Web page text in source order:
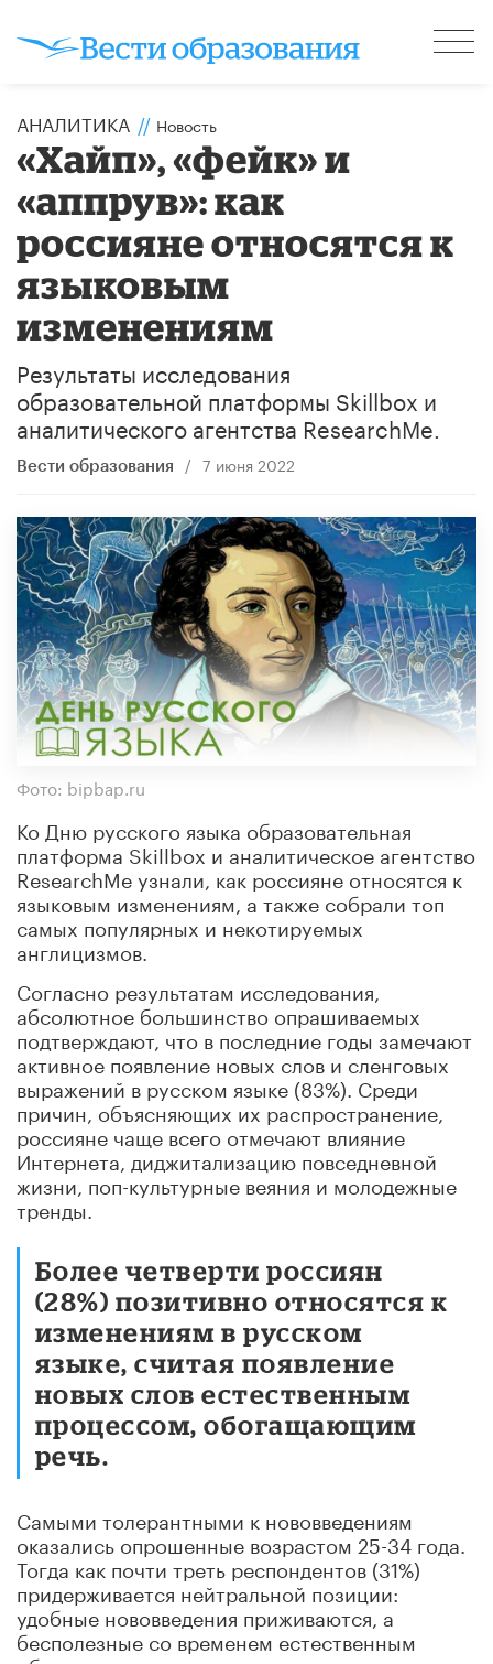
АНАЛИТИКА // Новость
«Хайп», «фейк» и
«аппрув»: как
россияне относятся к
языковым
изменениям
Результаты исследования
образовательной платформы Skillbox и
аналитического агентства ResearchMe.
Вести образования / 7 июня 2022
Фото: bipbap.ru
Ко Дню русского языка образовательная
платформа Skillbox и аналитическое агентство
ResearchMe узнали, как россияне относятся к
языковым изменениям, а также собрали топ
самых популярных и некотируемых
англицизмов.
Согласно результатам исследования,
абсолютное большинство опрашиваемых
подтверждают, что в последние годы замечают
активное появление новых слов и сленговых
выражений в русском языке (83%). Среди
причин, объясняющих их распространение,
россияне чаще всего отмечают влияние
Интернета, диджитализацию повседневной
жизни, поп-культурные веяния и молодежные
тренды.
Более четверти россиян
(28%) позитивно относятся к
изменениям в русском
языке, считая появление
новых слов естественным
процессом, обогащающим
речь.
Самыми толерантными к нововведениям
оказались опрошенные возрастом 25-34 года.
Тогда как почти треть респондентов (31%)
придерживается нейтральной позиции:
удобные нововведения приживаются, а
бесполезные со временем естественным